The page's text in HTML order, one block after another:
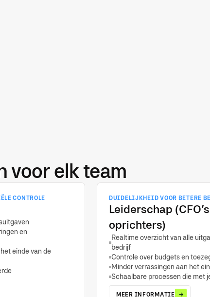
voor elk team
CONTROLE
en
einde van de
DUIDELIJKHEID VOOR BETERE
Leiderschap
oprichters)
Realtime overzicht van alle
bedrijf
Controle over budgets en
Minder verrassingen aan het
Schaalbare processen die met
MEER INFORMATIE